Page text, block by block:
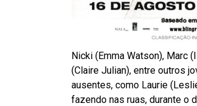
Nicki (Emma Watson), Marc
(Claire Julian), entre outros
ausentes, como Laurie
fazendo nas ruas, durante o